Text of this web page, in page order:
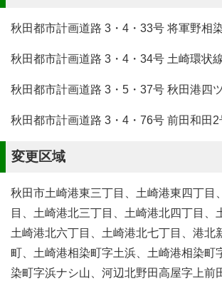
秋田都市計画道路 3・4・33号 将軍野相
秋田都市計画道路 3・4・34号 土崎環状
秋田都市計画道路 3・5・37号 秋田港四
秋田都市計画道路 3・4・76号 前田和田2
変更区域
秋田市土崎港東三丁目、土崎港東四丁目
目、土崎港北三丁目、土崎港北四丁目、
土崎港北六丁目、土崎港北七丁目、港北
町、土崎港相染町字土浜、土崎港相染町
染町字浜ナシ山、河辺北野田高屋字上前